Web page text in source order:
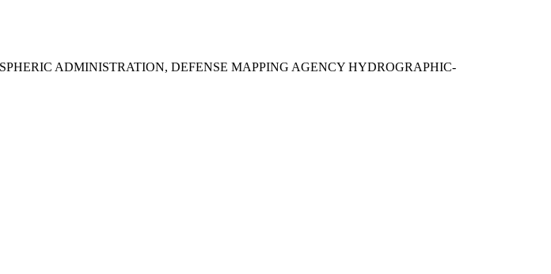
ADMINISTRATION, DEFENSE MAPPING AGENCY HYDROGRAPHIC-